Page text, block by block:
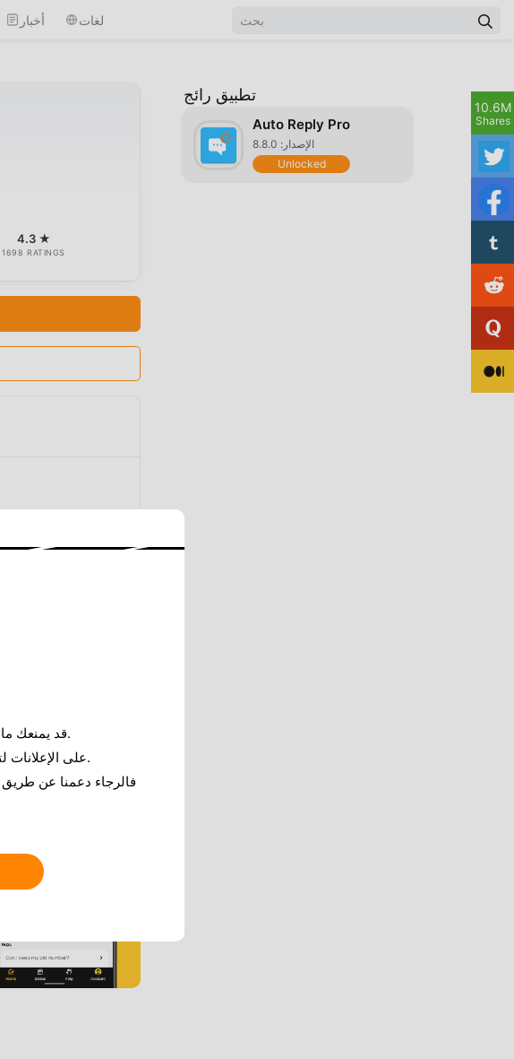
أخبار لغات
4.3 ★
1698 RATINGS
تطبيق رائج
Auto Reply Pro
الإصدار: 8.8.0
Unlocked
* قد يمنعك مانع الإعلانات من تنزيل الألعاب بشكل طبيعي.
* تعتمد Moddroid على الإعلانات لتقديم ألعاب مجانية و تعديلات.
10.6M
Shares